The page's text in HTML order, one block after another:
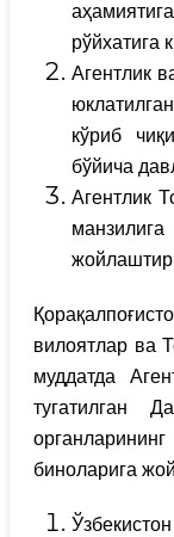
рўйхатига
Агентлик
кўриб
бўйича
Агентлик
манзилига
вилоятлар ва
муддатда
тугатилган
биноларига